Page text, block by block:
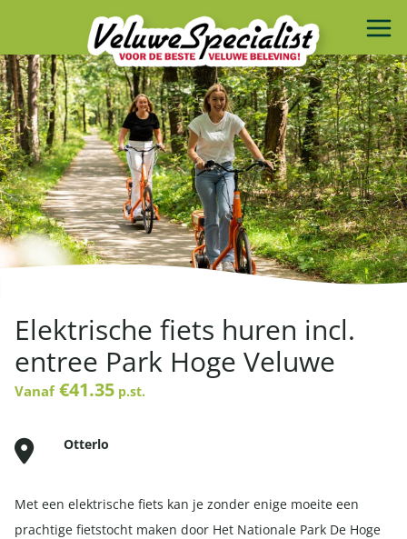
Elektrische fiets huren incl.
entree Park Hoge Veluwe
Vanaf€41.35 p.st.
Otterlo
Met een elektrische fiets kan je zonder enige moeite een
prachtige fietstocht maken door Het Nationale Park De Hoge